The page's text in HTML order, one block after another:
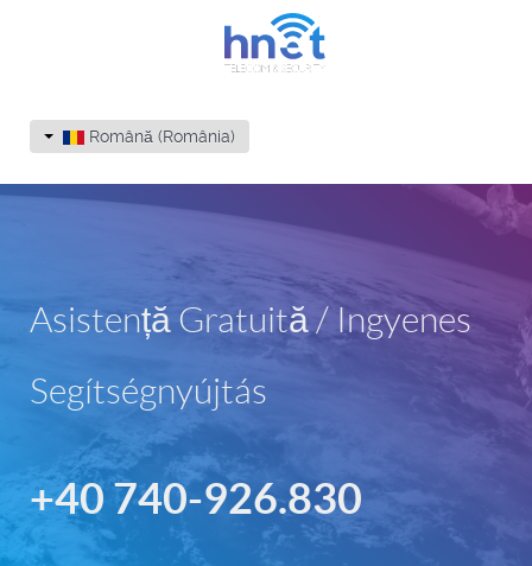
Română (România)
Asistență Gratuită / Ingyenes
Segítségnyújtás
+40 740-926.830